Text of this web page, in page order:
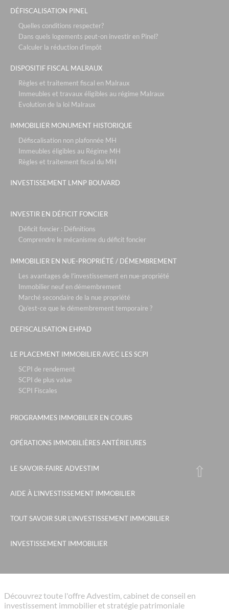
DÉFISCALISATION PINEL
Quelles conditions respecter?
Dans quels logements peut-on investir en Pinel?
Calculer la réduction d’impôt
DISPOSITIF FISCAL MALRAUX
Règles et traitement fiscal en Malraux
Immeubles et travaux éligibles au régime Malraux
Evolution de la loi Malraux
IMMOBILIER MONUMENT HISTORIQUE
Défiscalisation non plafonnée MH
Immeubles éligibles au Régime MH
Règles et traitement fiscal du MH
INVESTISSEMENT LMNP BOUVARD
INVESTIR EN DÉFICIT FONCIER
Déficit foncier : Définitions
Comprendre le mécanisme du déficit foncier
IMMOBILIER EN NUE-PROPRIÉTÉ / DÉMEMBREMENT
Les avantages de l’investissement en nue-propriété
Immobilier neuf en démembrement
Marché secondaire de la nue propriété
Qu’est-ce que le démembrement temporaire ?
DEFISCALISATION EHPAD
LE PLACEMENT IMMOBILIER AVEC LES SCPI
SCPI de rendement
SCPI de plus value
SCPI Fiscales
PROGRAMMES IMMOBILIER EN COURS
OPÉRATIONS IMMOBILIÈRES ANTÉRIEURES
LE SAVOIR-FAIRE ADVESTIM
AIDE À L’INVESTISSEMENT IMMOBILIER
TOUT SAVOIR SUR L’INVESTISSEMENT IMMOBILIER
INVESTISSEMENT IMMOBILIER
Découvrez toute l'offre Advestim, cabinet de conseil en
investissement immobilier et stratégie patrimoniale